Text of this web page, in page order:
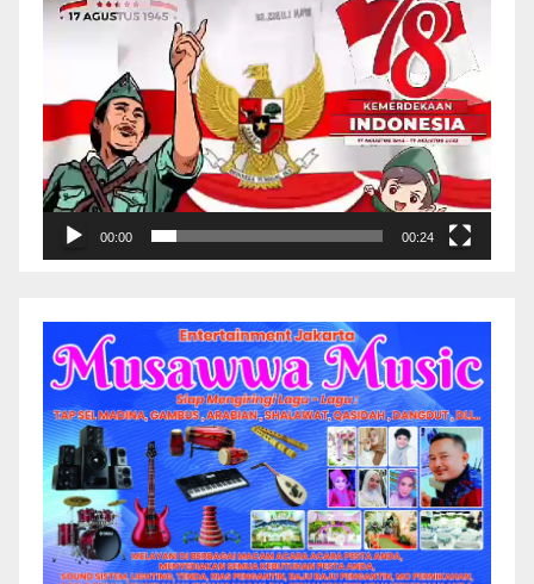
00:00 00:24